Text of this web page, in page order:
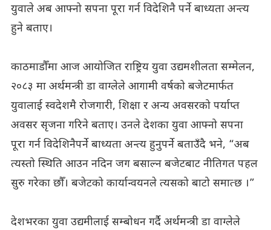
युवाले अब आफ्नो सपना पूरा गर्न विदेशिनै पर्ने बाध्यता अन्त्य
हुने बताए।
काठमाडौँमा आज आयोजित राष्ट्रिय युवा उद्यमशीलता सम्मेलन,
२०८३ मा अर्थमन्त्री डा वाग्लेले आगामी वर्षको बजेटमार्फत
युवालाई स्वदेशमै रोजगारी, शिक्षा र अन्य अवसरको पर्याप्त
अवसर सृजना गरिने बताए। उनले देशका युवा आफ्नो सपना
पूरा गर्न विदेशिनैपर्ने बाध्यता अन्त्य हुनुपर्ने बताउँदै भने, “अब
त्यस्तो स्थिति आउन नदिन जग बसाल्न बजेटबाट नीतिगत पहल
सुरु गरेका छौँ। बजेटको कार्यान्वयनले त्यसको बाटो समात्छ ।”
देशभरका युवा उद्यमीलाई सम्बोधन गर्दै अर्थमन्त्री डा वाग्लेले